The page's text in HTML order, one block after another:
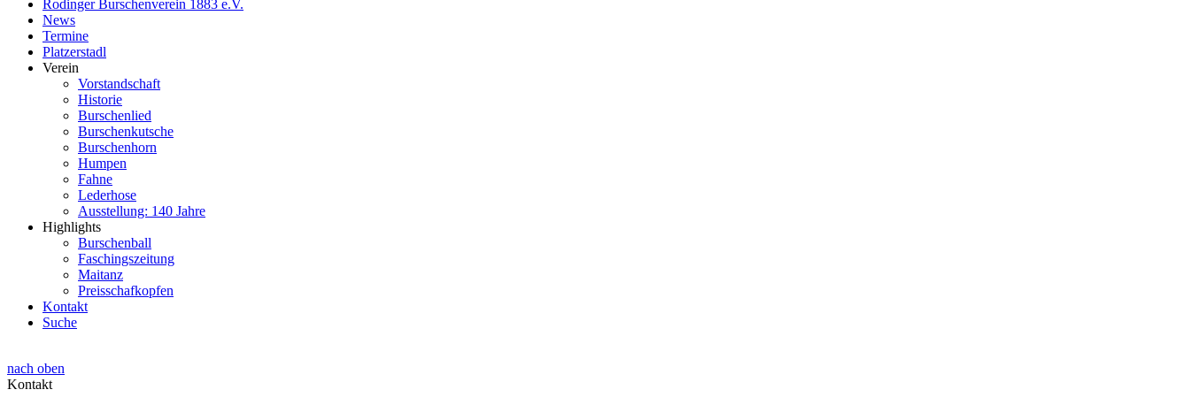
Rodinger Burschenverein 1883 e.V.
News
Termine
Platzerstadl
Verein
Vorstandschaft
Historie
Burschenlied
Burschenkutsche
Burschenhorn
Humpen
Fahne
Lederhose
Ausstellung: 140 Jahre
Highlights
Burschenball
Faschingszeitung
Maitanz
Preisschafkopfen
Kontakt
Suche
nach oben
Kontakt